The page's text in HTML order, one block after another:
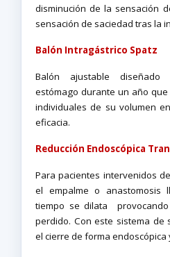
disminución de la sensación
sensación de saciedad tras la
Balón Intragástrico Spatz
Balón ajustable
estómago durante un año
individuales de su volumen
eficacia.
Reducción Endoscópica
Para pacientes intervenidos
el empalme o anastomosis
tiempo se dilata
perdido. Con este sistema de
el cierre de forma endoscópica